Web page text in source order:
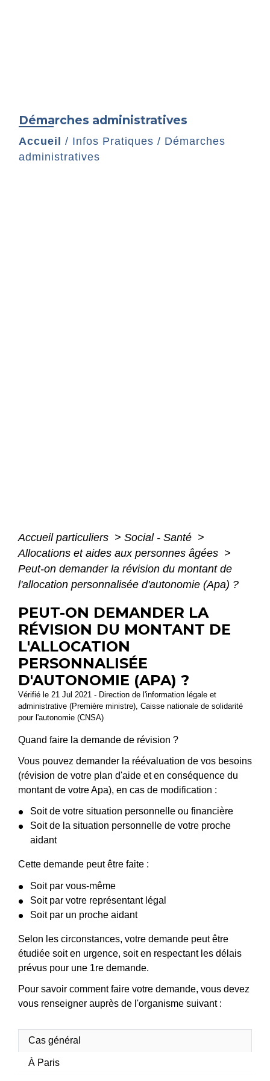
Démarches administratives
Accueil / Infos Pratiques / Démarches
administratives
Accueil particuliers > Social - Santé >
Allocations et aides aux personnes âgées >
Peut-on demander la révision du montant de
l'allocation personnalisée d'autonomie (Apa) ?
PEUT-ON DEMANDER LA
RÉVISION DU MONTANT DE
L'ALLOCATION
PERSONNALISÉE
D'AUTONOMIE (APA) ?
Vérifié le 21 Jul 2021 - Direction de l'information légale et
administrative (Première ministre), Caisse nationale de solidarité
pour l'autonomie (CNSA)
Quand faire la demande de révision ?
Vous pouvez demander la réévaluation de vos besoins
(révision de votre plan d'aide et en conséquence du
montant de votre Apa), en cas de modification :
Soit de votre situation personnelle ou financière
Soit de la situation personnelle de votre proche
aidant
Cette demande peut être faite :
Soit par vous-même
Soit par votre représentant légal
Soit par un proche aidant
Selon les circonstances, votre demande peut être
étudiée soit en urgence, soit en respectant les délais
prévus pour une 1re demande.
Pour savoir comment faire votre demande, vous devez
vous renseigner auprès de l'organisme suivant :
Cas général
À Paris